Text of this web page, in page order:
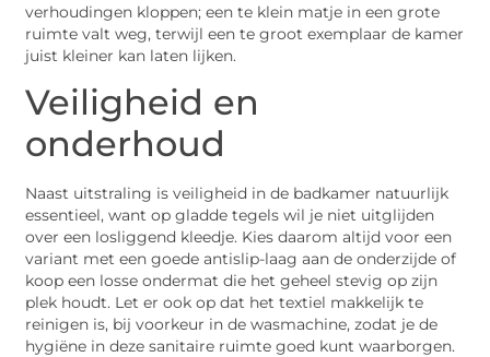
verhoudingen kloppen; een te klein matje in een grote
ruimte valt weg, terwijl een te groot exemplaar de kamer
juist kleiner kan laten lijken.
Veiligheid en
onderhoud
Naast uitstraling is veiligheid in de badkamer natuurlijk
essentieel, want op gladde tegels wil je niet uitglijden
over een losliggend kleedje. Kies daarom altijd voor een
variant met een goede antislip-laag aan de onderzijde of
koop een losse ondermat die het geheel stevig op zijn
plek houdt. Let er ook op dat het textiel makkelijk te
reinigen is, bij voorkeur in de wasmachine, zodat je de
hygiëne in deze sanitaire ruimte goed kunt waarborgen.